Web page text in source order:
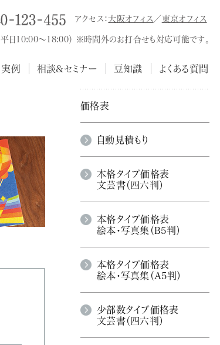
アクセス：大阪オフィス ／東京オフィス
平日10:00～18:00） ※時間外のお打合せも対応可能です。
実例 相談&セミナー 豆知識 よくある質問
価格表
自動見積もり
本格タイプ価格表
文芸書（四六判）
本格タイプ価格表
絵本・写真集（B5判）
本格タイプ価格表
絵本・写真集（A5判）
少部数タイプ価格表
文芸書（四六判）